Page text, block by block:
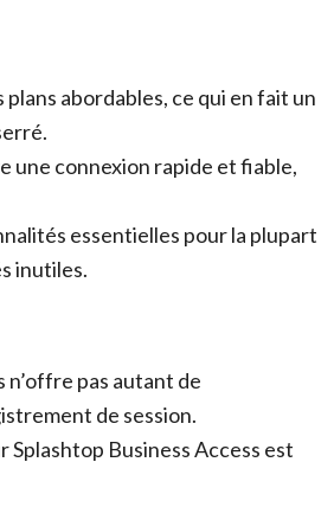
abordables, ce qui en fait un
une connexion rapide et fiable,
essentielles pour la plupart
inutiles.
n’offre pas autant de
de session.
Business Access est